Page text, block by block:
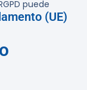
puede
(UE)